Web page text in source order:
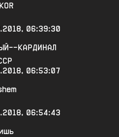
06:39:30
КАРДИНАЛ
06:53:07
06:54:43